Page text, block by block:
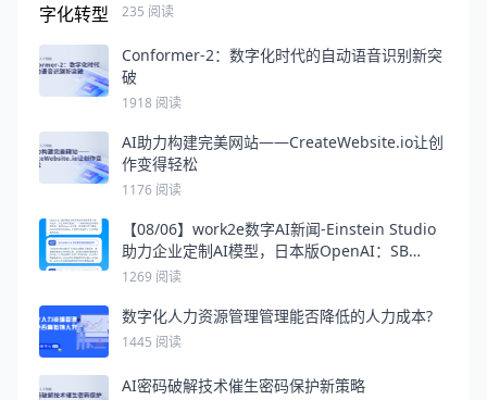
235 阅读
Conformer-2：数字化时代的自动语音识别新突
破
1918 阅读
AI助力构建完美网站——CreateWebsite.io让创
作变得轻松
1176 阅读
【08/06】work2e数字AI新闻-Einstein Studio
助力企业定制AI模型，日本版OpenAI：SB
Intuitions，SettleMint AI写出更优质的智能合
1269 阅读
数字化人力资源管理管理能否降低的人力成本?
1445 阅读
AI密码破解技术催生密码保护新策略